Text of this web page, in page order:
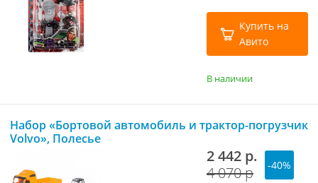
Купить на
Авито
В наличии
Набор «Бортовой автомобиль и трактор-погрузчик
Volvo», Полесье
2 442 р.
4 070 р
-40%